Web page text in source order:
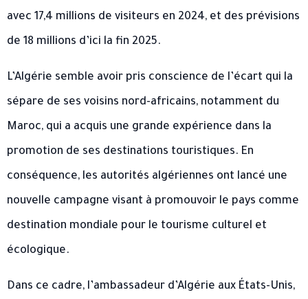
avec 17,4 millions de visiteurs en 2024, et des prévisions
de 18 millions d’ici la fin 2025.
L’Algérie semble avoir pris conscience de l’écart qui la
sépare de ses voisins nord-africains, notamment du
Maroc, qui a acquis une grande expérience dans la
promotion de ses destinations touristiques. En
conséquence, les autorités algériennes ont lancé une
nouvelle campagne visant à promouvoir le pays comme
destination mondiale pour le tourisme culturel et
écologique.
Dans ce cadre, l’ambassadeur d’Algérie aux États-Unis,